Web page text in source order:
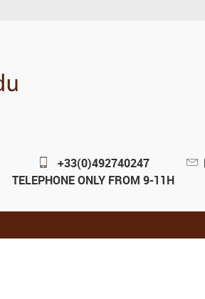
+33(0)492740247
TELEPHONE ONLY FROM 9-11H